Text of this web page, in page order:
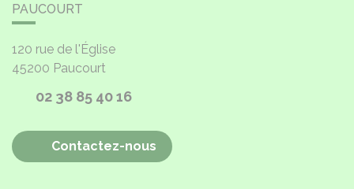
PAUCOURT
120 rue de l'Église
45200 Paucourt
02 38 85 40 16
Contactez-nous